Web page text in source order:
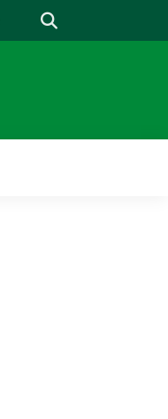
Suche